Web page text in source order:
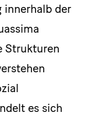
innerhalb der
Strukturen
es sich